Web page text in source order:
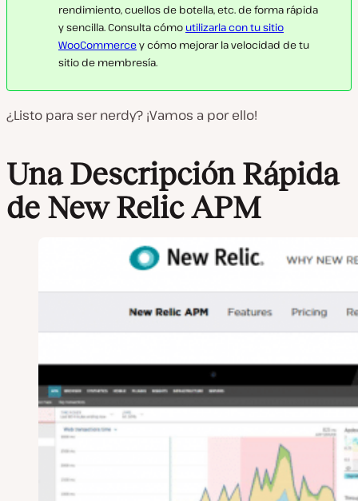
rendimiento, cuellos de botella, etc. de forma rápida
y sencilla. Consulta cómo utilizarla con tu sitio
WooCommercey cómo mejorar la velocidad de tu
sitio de membresía.
¿Listo para ser nerdy? ¡Vamos a por ello!
Una Descripción Rápida
de New Relic APM